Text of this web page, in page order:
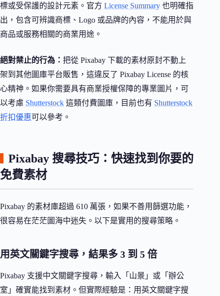
標或受保護的設計元素。官方 License Summary 也明確指
出，包含可辨識商標、Logo 或品牌的內容，不能用於與
商品或服務相關的商業用途。
絕對禁止的行為： 把從 Pixabay 下載的素材原封不動上
架到其他圖庫平台販售，這違反了 Pixabay License 的核
心精神。如果你需要具有商業授權保障的專業圖片，可
以考慮 Shutterstock 這類付費圖庫，目前也有 Shutterstock
折扣優惠可以參考。
Pixabay 搜尋技巧：快速找到你要的
免費素材
Pixabay 的素材庫超過 610 萬張，如果不善用篩選功能，
很容易在茫茫圖海中迷失。以下是實用的搜尋策略。
用英文關鍵字搜尋，結果多 3 到 5 倍
Pixabay 支援中文關鍵字搜尋，輸入「山景」或「辦公
室」確實能找到素材。但實際經驗是：用英文關鍵字搜